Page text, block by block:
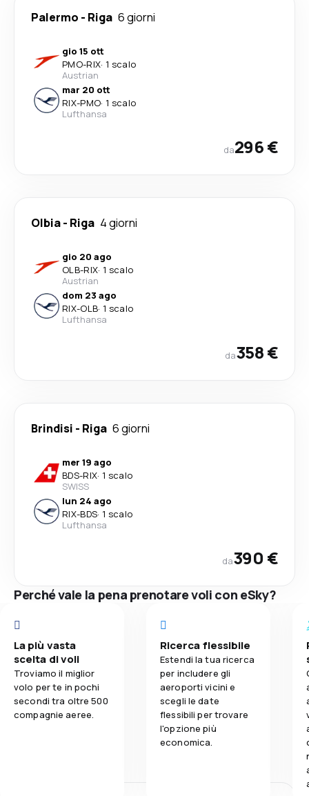
Palermo - Riga 6 giorni
gio 15 ott
PMO-RIX· 1 scalo
Austrian
mar 20 ott
RIX-PMO· 1 scalo
Lufthansa
da296 €
Olbia- Riga 4 giorni
gio 20 ago
OLB-RIX· 1 scalo
Austrian
dom 23 ago
RIX-OLB· 1 scalo
Lufthansa
da358 €
Brindisi - Riga 6 giorni
mer 19 ago
BDS-RIX· 1 scalo
SWISS
lun 24 ago
RIX-BDS· 1 scalo
Lufthansa
da390 €
Perché vale la pena prenotare voli con eSky?
La più vasta
scelta di voli
Troviamo il miglior
volo per te in pochi
secondi tra oltre 500
compagnie aeree.
Ricerca flessibile
Estendi la tua ricerca
per includere gli
aeroporti vicini e
scegli le date
flessibili per trovare
l'opzione più
economica.